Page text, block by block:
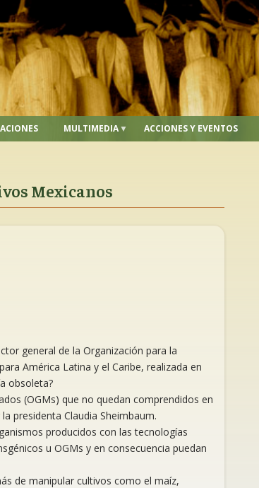
MULTIMEDIA ACCIONES Y EVENTOS
Mexicanos
general de la Organización para la
América Latina y el Caribe, realizada en
obsoleta?
(OGMs) que no quedan comprendidos en
presidenta Claudia Sheimbaum.
producidos con las tecnologías
u OGMs y en consecuencia puedan
de manipular cultivos como el maíz,